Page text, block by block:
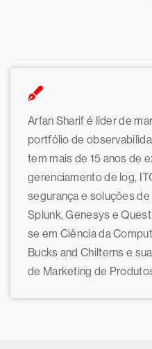
Arfan Sharif é líder de
portfólio de
tem mais de 15 anos de
gerenciamento de log,
segurança e soluções
Splunk, Genesys e
se em Ciência da
Bucks and Chilterns e
de Marketing de